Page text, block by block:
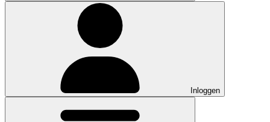
Inloggen